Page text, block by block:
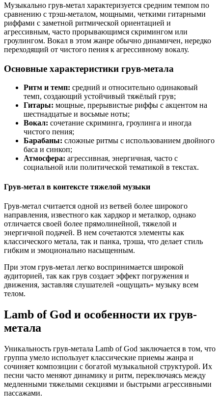
Музыкально грув-метал характеризуется средним темпом по
сравнению с трэш-металом, мощными, четкими гитарными
риффами с заметной ритмической ориентацией и
агрессивным, часто прорывающимся скримингом или
гроулингом. Вокал в этом жанре обычно динамичен, нередко
переходящий от чистого пения к агрессивному вокалу.
Основные характеристики грув-метала
Ритм и темп: средний и относительно одинаковый
темп, создающий устойчивый тяжёлый грув;
Гитары: мощные, прерывистые риффы с акцентом на
шестнадцатые и восьмые ноты;
Вокал: сочетание скриминга, гроулинга и иногда
чистого пения;
Барабаны: сложные ритмы с использованием двойного
баса и синкоп;
Атмосфера: агрессивная, энергичная, часто с
социальной или политической тематикой в текстах.
Грув-метал в контексте тяжелой музыки
Грув-метал считается одной из ветвей более широкого
направления, известного как хардкор и металкор, однако
отличается своей более прямолинейной, тяжелой и
энергичной подачей. В нем сочетаются элементы как
классического метала, так и панка, трэша, что делает стиль
гибким и эмоционально насыщенным.
При этом грув-метал легко воспринимается широкой
аудиторией, так как грув создает эффект погружения и
движения, заставляя слушателей «ощущать» музыку всем
телом.
Lamb of God и особенности их грув-
метала
Уникальность грув-метала Lamb of God заключается в том, что
группа умело использует классические приемы жанра и
сочиняет композиции с богатой музыкальной структурой. Их
песни часто меняют динамику и ритм, переключаясь между
медленными тяжелыми секциями и быстрыми агрессивными
пассажами.